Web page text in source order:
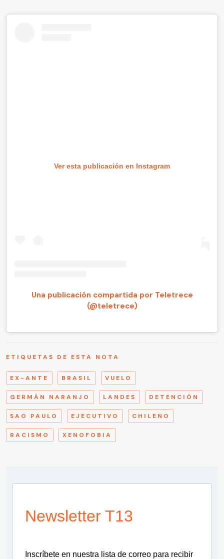
Ver esta publicación en Instagram
Una publicación compartida por Teletrece
(@teletrece)
ETIQUETAS DE ESTA NOTA
EX-ANTE BRASIL VUELO
GERMÁN NARANJO LANDES DETENCIÓN
SAO PAULO EJECUTIVO CHILENO
RACISMO XENOFOBIA
Newsletter T13
Inscríbete en nuestra lista de correo para recibir